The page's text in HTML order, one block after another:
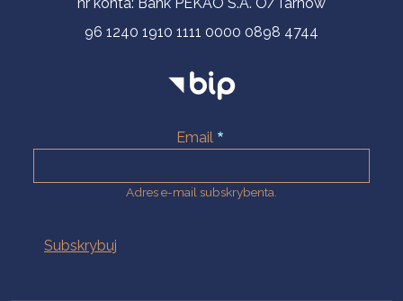
nr konta: Bank PEKAO S.A. O/Tarnów
96 1240 1910 1111 0000 0898 4744
Email
Adres e-mail subskrybenta.